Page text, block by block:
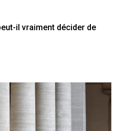
il vraiment décider de